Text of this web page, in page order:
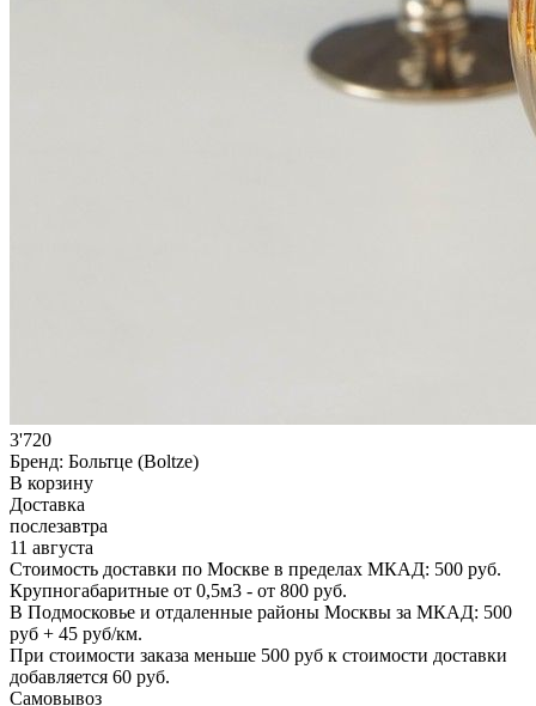
3'720
Бренд: Больтце (Boltze)
В корзину
Доставка
послезавтра
11 августа
Стоимость доставки по Москве в пределах МКАД: 500 руб.
Крупногабаритные от 0,5м3 - от 800 руб.
В Подмосковье и отдаленные районы Москвы за МКАД: 500
руб + 45 руб/км.
При стоимости заказа меньше 500 руб к стоимости доставки
добавляется 60 руб.
Самовывоз